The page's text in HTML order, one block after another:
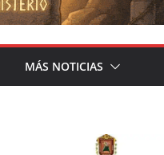
MÁS NOTICIAS